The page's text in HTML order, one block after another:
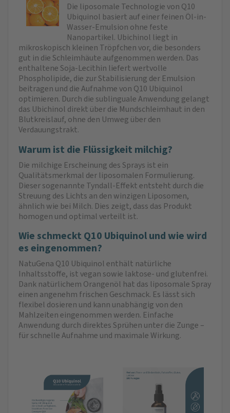
Die liposomale Technologie von Q10
Ubiquinol basiert auf einer feinen Öl-in-
Wasser-Emulsion ohne feste
Nanopartikel. Ubichinol liegt in
mikroskopisch kleinen Tröpfchen vor, die besonders
gut in die Schleimhäute aufgenommen werden. Das
enthaltene Soja-Lecithin liefert wertvolle
Phospholipide, die zur Stabilisierung der Emulsion
beitragen und die Aufnahme von Q10 Ubiquinol
optimieren. Durch die sublinguale Anwendung gelangt
das Ubichinol direkt über die Mundschleimhaut in den
Blutkreislauf, ohne den Umweg über den
Verdauungstrakt.
Warum ist die Flüssigkeit milchig?
Die milchige Erscheinung des Sprays ist ein
Qualitätsmerkmal der liposomalen Formulierung.
Dieser sogenannte Tyndall-Effekt entsteht durch die
Streuung des Lichts an den winzigen Liposomen,
ähnlich wie bei Milch. Dies zeigt, dass das Produkt
homogen und optimal verteilt ist.
Wie schmeckt Q10 Ubiquinol und wie wird
es eingenommen?
NatuGena Q10 Ubiquinol enthält natürliche
Inhaltsstoffe, ist vegan sowie laktose- und glutenfrei.
Dank natürlichem Orangenöl hat das liposomale Spray
einen angenehm frischen Geschmack. Es lässt sich
flexibel dosieren und kann unabhängig von den
Mahlzeiten eingenommen werden. Einfache
Anwendung durch direktes Sprühen unter die Zunge –
für schnelle Aufnahme und maximale Wirkung.